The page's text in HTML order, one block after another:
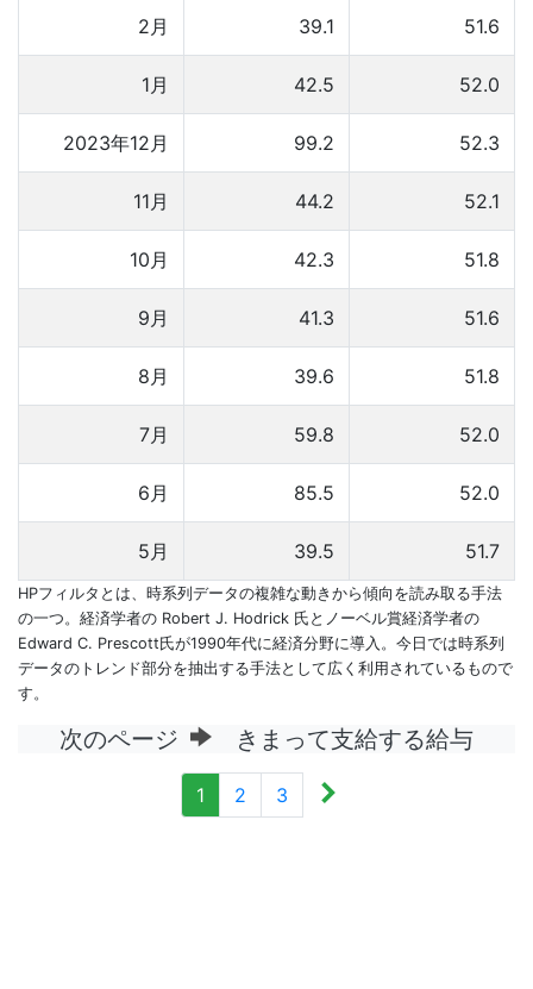
2月 39.1 51.6
1月 42.5 52.0
2023年12月 99.2 52.3
11月 44.2 52.1
10月 42.3 51.8
9月 41.3 51.6
8月 39.6 51.8
7月 59.8 52.0
6月 85.5 52.0
5月 39.5 51.7
HPフィルタとは、時系列データの複雑な動きから傾向を読み取る手法
の一つ。経済学者の Robert J. Hodrick 氏とノーベル賞経済学者の
Edward C. Prescott氏が1990年代に経済分野に導入。今日では時系列
データのトレンド部分を抽出する手法として広く利用されているもので
す。
次のページ きまって支給する給与
1 2 3